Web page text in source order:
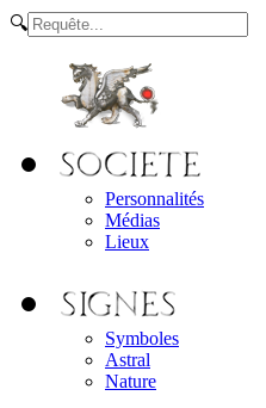
🔍
Personnalités
Médias
Lieux
Symboles
Astral
Nature